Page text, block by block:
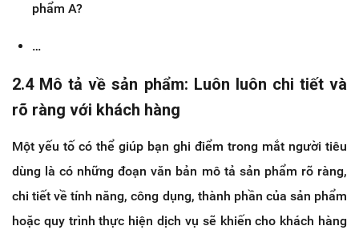
phẩm A?
…
2.4 Mô tả về sản phẩm: Luôn luôn chi tiết và
rõ ràng với khách hàng
Một yếu tố có thể giúp bạn ghi điểm trong mắt người tiêu
dùng là có những đoạn văn bản mô tả sản phẩm rõ ràng,
chi tiết về tính năng, công dụng, thành phần của sản phẩm
hoặc quy trình thực hiện dịch vụ sẽ khiến cho khách hàng